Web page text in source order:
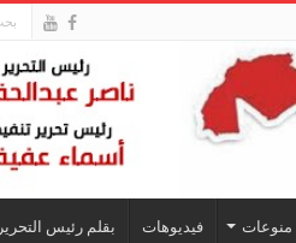
منوعات فيديوهات بقلم رئيس التحرير